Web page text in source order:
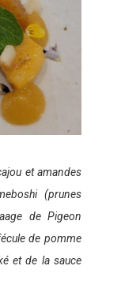
et amandes
(prunes
de Pigeon
de pomme
et de la sauce